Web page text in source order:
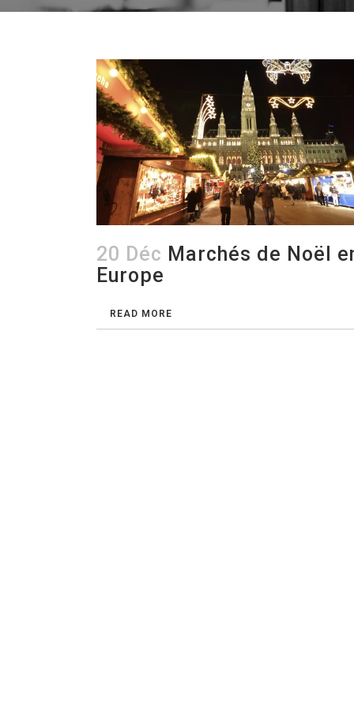
20 Déc Marchés de Noël
Europe
READ MORE